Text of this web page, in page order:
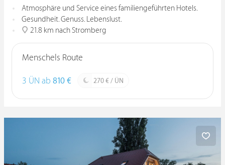
Atmosphäre und Service eines familiengeführten Hotels.
Gesundheit. Genuss. Lebenslust.
21.8 km nach Stromberg
Menschels Route
3 ÜN ab 810 € 270 € / ÜN